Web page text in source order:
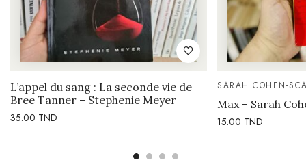
L’appel du sang : La seconde vie de
Bree Tanner – Stephenie Meyer
35.00 TND
SARAH COHEN-
Max – Sarah
15.00 TND